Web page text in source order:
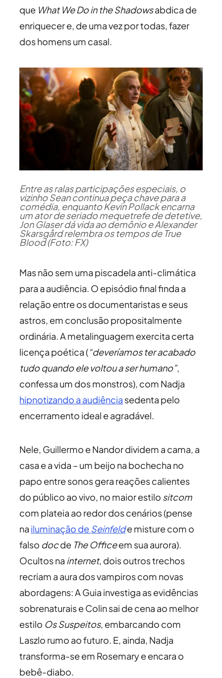
que What We Do in the Shadowsabdica de
enriquecer e, de uma vez por todas, fazer
dos homens um casal.
Entre as ralas participações especiais, o
vizinho Sean continua peça chave para a
comédia, enquanto Kevin Pollack encarna
um ator de seriado mequetrefe de detetive,
Jon Glaser dá vida ao demônio e Alexander
Skarsgård relembra os tempos de True
Blood (Foto: FX)
Mas não sem uma piscadela anti-climática
para a audiência. O episódio final finda a
relação entre os documentaristas e seus
astros, em conclusão propositalmente
ordinária. A metalinguagem exercita certa
licença poética (“deveríamos ter acabado
tudo quando ele voltou a ser humano”,
confessa um dos monstros), com Nadja
hipnotizando a audiência sedenta pelo
encerramento ideal e agradável.
Nele, Guillermo e Nandor dividem a cama, a
casa e a vida – um beijo na bochecha no
papo entre sonos gera reações calientes
do público ao vivo, no maior estilo sitcom
com plateia ao redor dos cenários (pense
na iluminação de Seinfelde misture com o
falso docde The Officeem sua aurora).
Ocultos na internet, dois outros trechos
recriam a aura dos vampiros com novas
abordagens: A Guia investiga as evidências
sobrenaturais e Colin sai de cena ao melhor
estilo Os Suspeitos, embarcando com
Laszlo rumo ao futuro. E, ainda, Nadja
transforma-se em Rosemary e encara o
bebê-diabo.